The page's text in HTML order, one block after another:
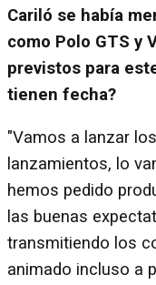
Cariló se había
como Polo GTS y
previstos para
tienen fecha?
"Vamos a lanzar
lanzamientos, lo
hemos pedido
las buenas
transmitiendo los
animado incluso a